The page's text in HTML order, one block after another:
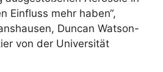
Einfluss mehr haben“,
Duncan Watson-
von der Universität